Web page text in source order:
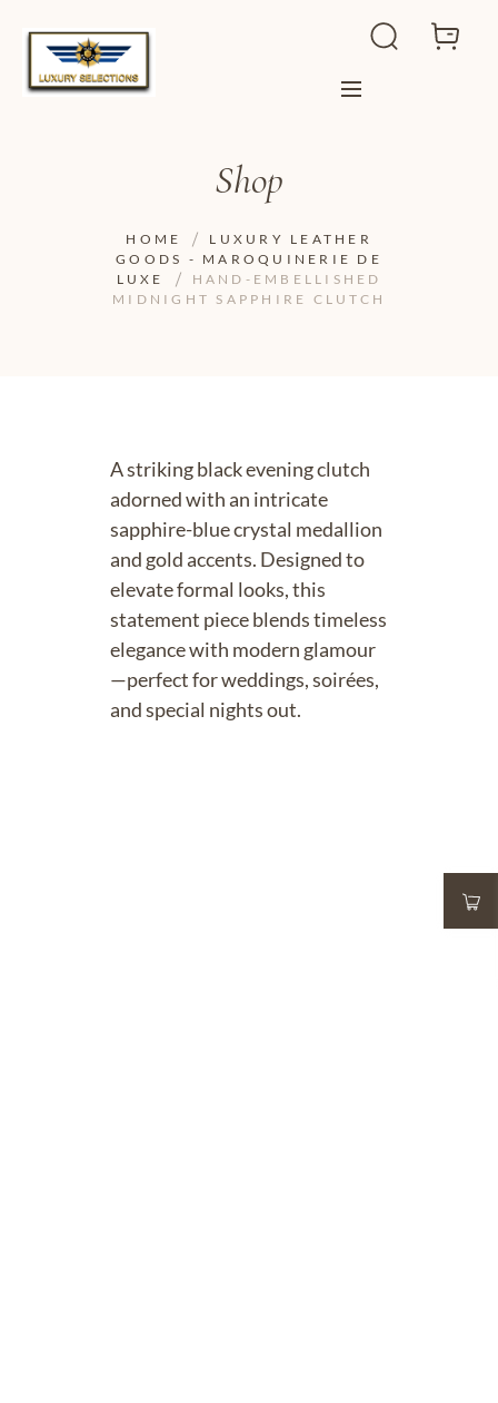
Shop
HOME
LUXURY LEATHER
GOODS - MAROQUINERIE DE
LUXE
HAND-EMBELLISHED
MIDNIGHT SAPPHIRE CLUTCH
A striking black evening clutch
adorned with an intricate
sapphire-blue crystal medallion
and gold accents. Designed to
elevate formal looks, this
statement piece blends timeless
elegance with modern glamour
—perfect for weddings, soirées,
and special nights out.